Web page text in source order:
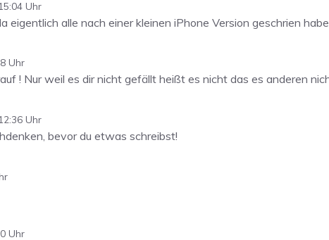
Uhr
eigentlich alle nach einer kleinen iPhone Version geschrien
Uhr
! Nur weil es dir nicht gefällt heißt es nicht das es anderen
Uhr
bevor du etwas schreibst!
Uhr